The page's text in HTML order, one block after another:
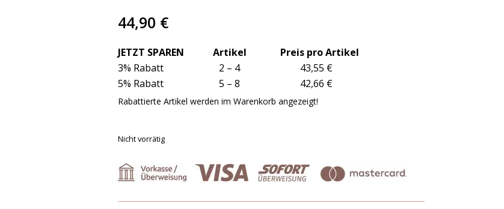
44,90 €
JETZT SPAREN Artikel Preis pro Artikel
3% Rabatt 2 – 4 43,55 €
5% Rabatt 5 – 8 42,66 €
Rabattierte Artikel werden im Warenkorb angezeigt!
Nicht vorrätig